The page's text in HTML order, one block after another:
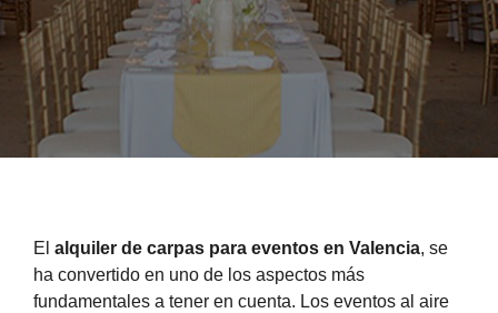
El alquiler de carpas para eventos en Valencia, se
ha convertido en uno de los aspectos más
fundamentales a tener en cuenta. Los eventos al aire